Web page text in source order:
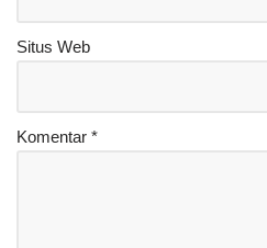
Situs Web
Komentar *